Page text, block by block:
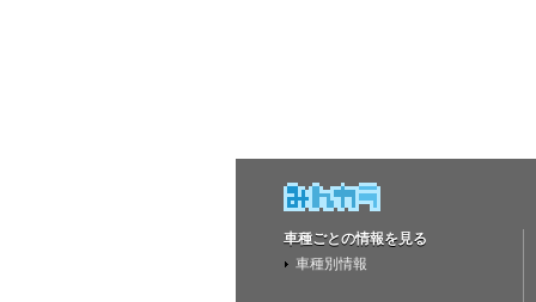
車種ごとの情報を見る
車種別情報